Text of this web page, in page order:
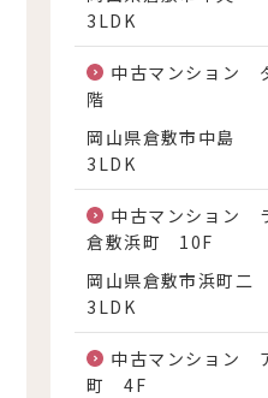
3LDK
中古マンション
階
岡山県倉敷市中島
3LDK
中古マンション
倉敷浜町 10F
岡山県倉敷市浜町二
3LDK
中古マンション
町 4F